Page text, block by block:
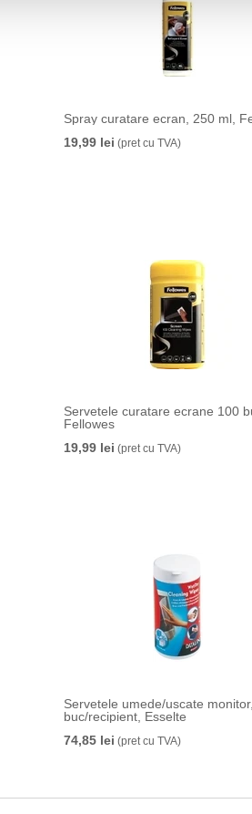
Spray curatare ecran, 250 ml,
19,99 lei (pret cu TVA)
Servetele curatare ecrane 100
Fellowes
19,99 lei (pret cu TVA)
Servetele umede/uscate
buc/recipient, Esselte
74,85 lei (pret cu TVA)